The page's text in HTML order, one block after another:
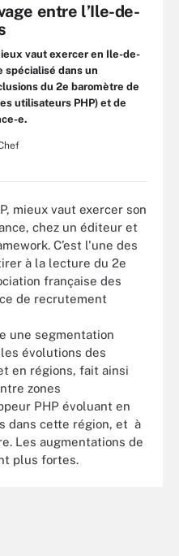
entre l’Ile-de-
vaut exercer en Ile-de-
spécialisé dans un
du 2e baromètre de
utilisateurs PHP) et de
e.
mieux vaut exercer son
chez un éditeur et
C’est l'une des
à la lecture du 2e
française des
de recrutement
une segmentation
évolutions des
en régions, fait ainsi
zones
PHP évoluant en
dans cette région, et à
Les augmentations de
plus fortes.